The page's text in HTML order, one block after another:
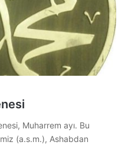
Muharrem ayı. Bu
(a.s.m.), Ashabdan